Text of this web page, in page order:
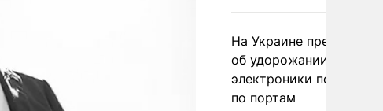
На Украине
об удорожании
электроники после
по портам